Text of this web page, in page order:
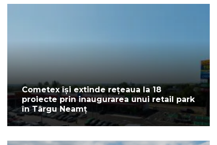
Cometex își extinde rețeaua la 18
proiecte prin inaugurarea unui retail park
în Târgu Neamț